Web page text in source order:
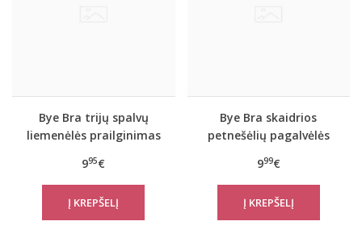
Bye Bra trijų spalvų
liemenėlės prailginimas
995€
Bye Bra skaidrios
petnešėlių pagalvėlės
999€